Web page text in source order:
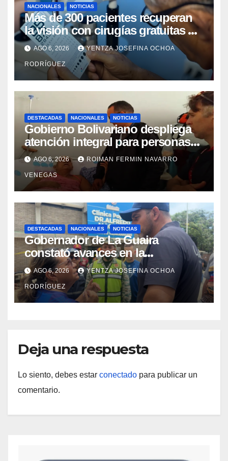
NACIONALES NOTICIAS
Más de 300 pacientes recuperan
la visión con cirugías gratuitas de
cataratas en Zulia
AGO 6, 2026 YENTZA JOSEFINA OCHOA
RODRÍGUEZ
DESTACADAS NACIONALES NOTICIAS
Gobierno Bolivariano despliega
atención integral para personas
con discapacidad en
campamentos de La Guaira
AGO 6, 2026 ROIMAN FERMIN NAVARRO
VENEGAS
DESTACADAS NACIONALES NOTICIAS
Gobernador de La Guaira
constató avances en la
rehabilitación del Hospitalito de
Catia la Mar
AGO 6, 2026 YENTZA JOSEFINA OCHOA
RODRÍGUEZ
Deja una respuesta
Lo siento, debes estar conectado para publicar un
comentario.